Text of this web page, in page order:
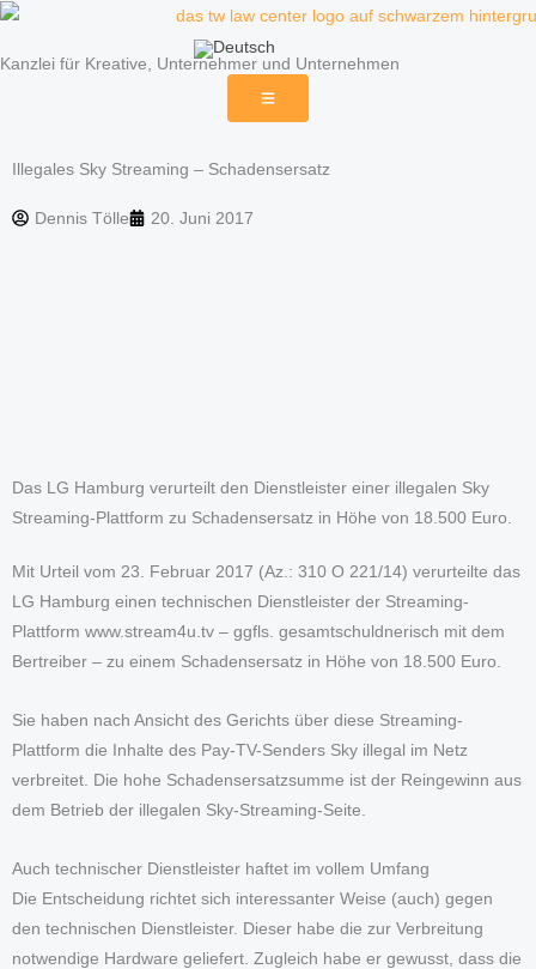
Zum
springen
Kanzlei für Kreative, Unternehmer und Unternehmen
Illegales Sky Streaming – Schadensersatz
Dennis Tölle 20. Juni 2017
Das LG Hamburg verurteilt den Dienstleister einer illegalen Sky
Streaming-Plattform zu Schadensersatz in Höhe von 18.500 Euro.
Mit Urteil vom 23. Februar 2017 (Az.: 310 O 221/14) verurteilte das
LG Hamburg einen technischen Dienstleister der Streaming-
Plattform www.stream4u.tv – ggfls. gesamtschuldnerisch mit dem
Bertreiber – zu einem Schadensersatz in Höhe von 18.500 Euro.
Sie haben nach Ansicht des Gerichts über diese Streaming-
Plattform die Inhalte des Pay-TV-Senders Sky illegal im Netz
verbreitet. Die hohe Schadensersatzsumme ist der Reingewinn aus
dem Betrieb der illegalen Sky-Streaming-Seite.
Auch technischer Dienstleister haftet im vollem Umfang
Die Entscheidung richtet sich interessanter Weise (auch) gegen
den technischen Dienstleister. Dieser habe die zur Verbreitung
notwendige Hardware geliefert. Zugleich habe er gewusst, dass die